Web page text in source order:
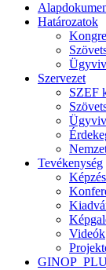
Határozatok
Szervezet
SZEF
Tevékenység
Videók